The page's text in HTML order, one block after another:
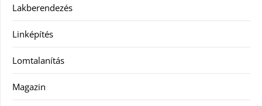
Lakberendezés
Linképítés
Lomtalanítás
Magazin